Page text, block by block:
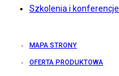
Szkolenia i konferencje
MAPA STRONY
OFERTA PRODUKTOWA